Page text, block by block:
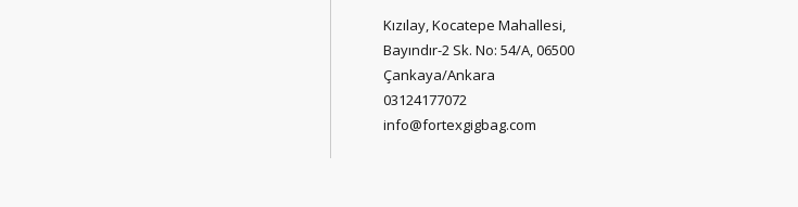
Kızılay, Kocatepe Mahallesi,
Bayındır-2 Sk. No: 54/A, 06500
Çankaya/Ankara
03124177072
info@fortexgigbag.com